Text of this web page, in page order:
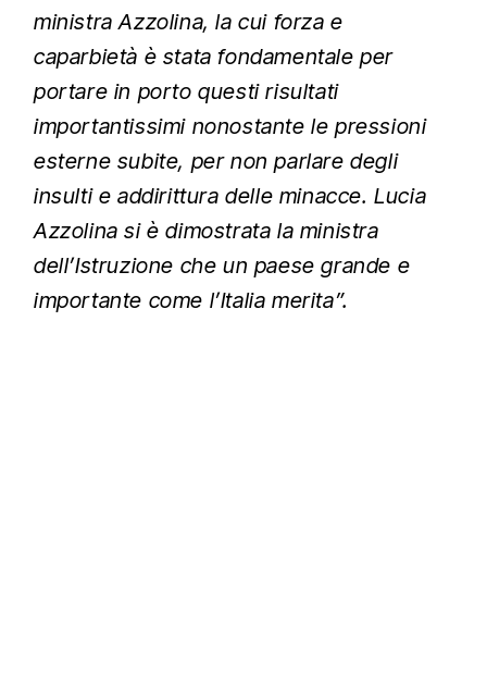
ministra Azzolina, la cui forza e
caparbietà è stata fondamentale per
portare in porto questi risultati
importantissimi nonostante le pressioni
esterne subite, per non parlare degli
insulti e addirittura delle minacce.Lucia
Azzolina si è dimostrata la ministra
dell’Istruzione che un paese grande e
importante come l’Italia merita”.